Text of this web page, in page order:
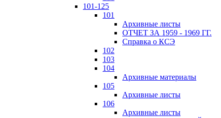
101-125
101
Архивные листы
ОТЧЕТ ЗА 1959 - 1969 ГГ.
Справка о КСЭ
102
103
104
Архивные материалы
105
Архивные листы
106
Архивные листы